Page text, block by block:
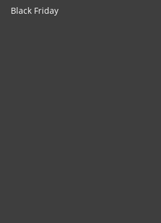
Black Friday